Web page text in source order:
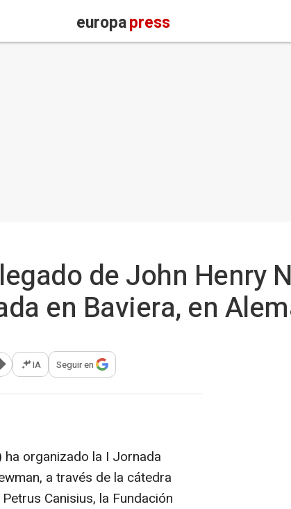
europapress
de John Henry
en Baviera, en
opciones para compartir
IA Seguir en
ha organizado la I Jornada
a través de la cátedra
Canisius, la Fundación